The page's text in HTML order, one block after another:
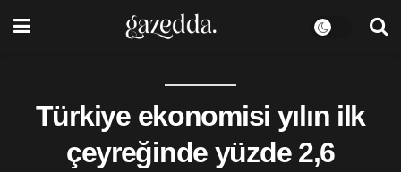
Türkiye ekonomisi yılın ilk
çeyreğinde yüzde 2,6